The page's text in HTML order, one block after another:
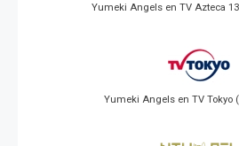
Yumeki Angels en TV Azteca
Yumeki Angels en TV Tokyo